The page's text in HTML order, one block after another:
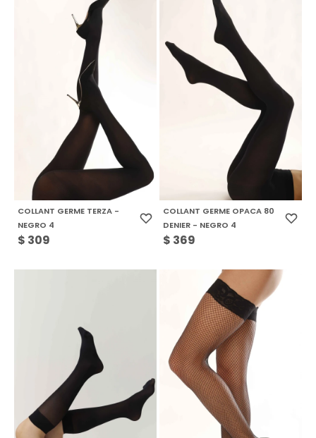
COLLANT GERME TERZA -
NEGRO 4
$ 309
COLLANT GERME OPACA 80
DENIER - NEGRO 4
$ 369